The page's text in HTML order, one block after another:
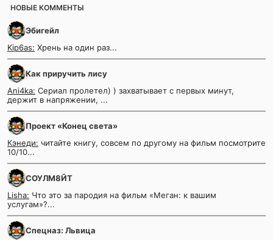
НОВЫЕ КОММЕНТЫ
Эбигейл
Kip6as: Хрень на один раз...
Как приручить лису
Ani4ka: Сериал пролетел) ) захватывает с первых минут,
держит в напряжении, ...
Проект «Конец света»
Кэнеди: читайте книгу, совсем по другому на фильм посмотрите
10/10...
СОУЛМ8ЙТ
Lisha: Что это за пародия на фильм «Меган: к вашим
услугам»?...
Спецназ: Львица